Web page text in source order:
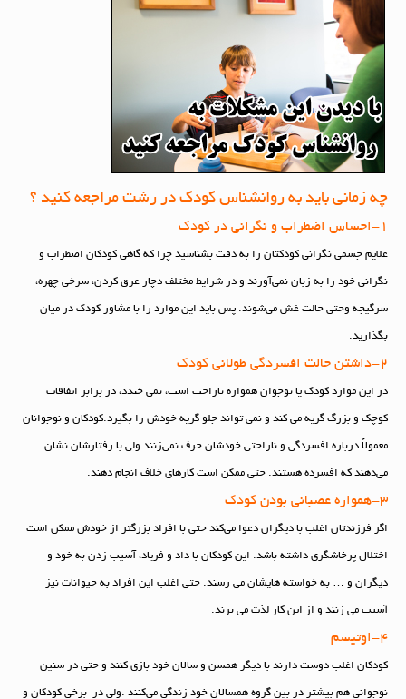
چه زمانی باید به روانشناس کودک در رشت مراجعه کنید ؟
علایم جسمی نگرانی کودکتان را به دقت بشناسید چرا که گاهی کودکان اضطراب و
نگرانی خود را به زبان نمی‌آورند و در شرایط مختلف دچار عرق کردن، سرخی چهره،
سرگیجه وحتی حالت غش می‌شوند. پس باید این موارد را با مشاور کودک در میان
بگذارید.
در این موارد کودک یا نوجوان همواره ناراحت است، نمی خندد، در برابر اتفاقات
کوچک و بزرگ گریه می کند و نمی تواند جلو گریه خودش را بگیرد.کودکان و نوجوانان
معمولاً درباره افسردگی و ناراحتی خودشان حرف نمی‌زنند ولی با رفتارشان نشان
می‌دهند که افسرده هستند. حتی ممکن است کارهای خلاف انجام دهند.
اگر فرزندتان اغلب با دیگران دعوا می‌کند حتی با افراد بزرگتر از خودش ممکن است
اختلال پرخاشگری داشته باشد. این کودکان با داد و فریاد، آسیب زدن به خود و
دیگران و … به خواسته هایشان می رسند. حتی اغلب این افراد به حیوانات نیز
آسیب می زنند و از این کار لذت می برند.
کودکان اغلب دوست دارند با دیگر همسن و سالان خود بازی کنند و حتی در سنین
نوجوانی هم بیشتر در بین گروه همسالان خود زندگی می‌کنند .ولی در برخی کودکان و